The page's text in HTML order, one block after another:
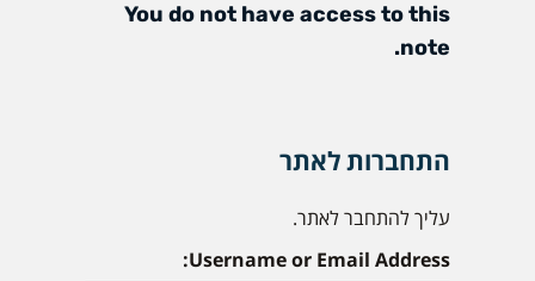
You do not have access to this
note.
התחברות לאתר
עליך להתחבר לאתר.
Username or Email Address: